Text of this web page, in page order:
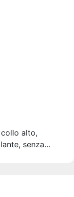
alto,
senza